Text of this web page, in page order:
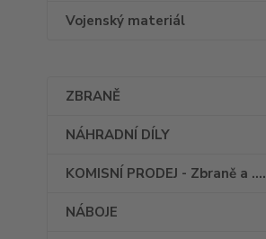
Vojenský materiál
ZBRANĚ
NÁHRADNÍ DÍLY
KOMISNÍ PRODEJ - Zbraně a ....
NÁBOJE